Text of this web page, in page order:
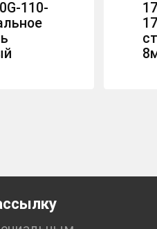
110-